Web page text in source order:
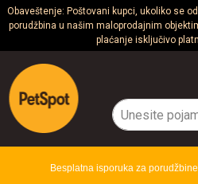
Obaveštenje: Poštovani kupci, ukoliko se
porudžbina u našim maloprodajnim
plaćanje isključivo
Psi
Mačke
Glodari
Akvaristika
Besplatna isporuka za